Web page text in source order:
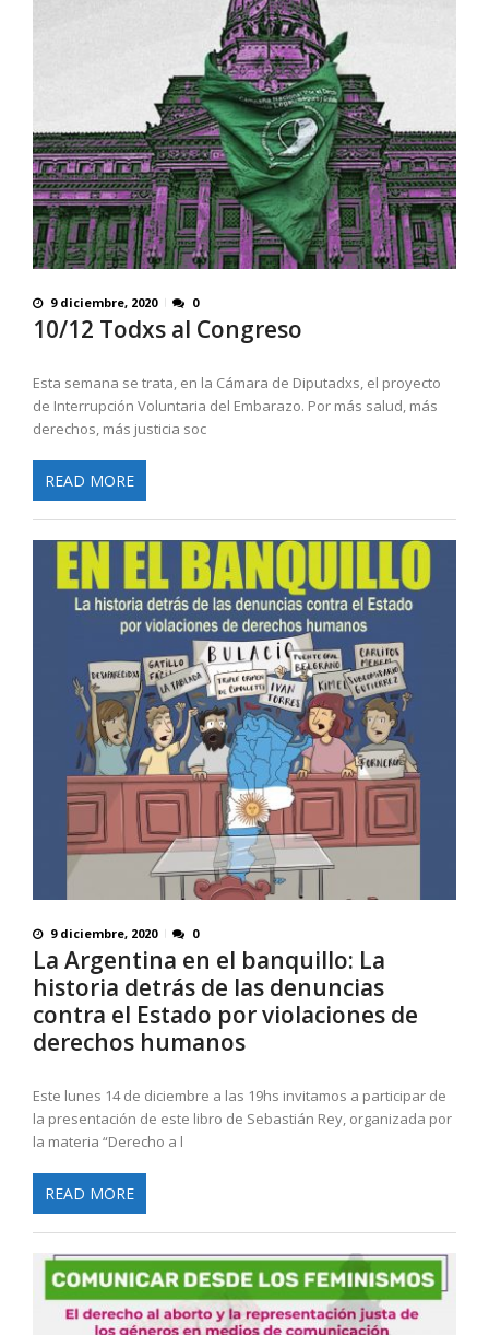
9 diciembre, 2020 0
10/12 Todxs al Congreso
Esta semana se trata, en la Cámara de Diputadxs, el proyecto
de Interrupción Voluntaria del Embarazo. Por más salud, más
derechos, más justicia soc
READ MORE
9 diciembre, 2020 0
La Argentina en el banquillo: La
historia detrás de las denuncias
contra el Estado por violaciones de
derechos humanos
Este lunes 14 de diciembre a las 19hs invitamos a participar de
la presentación de este libro de Sebastián Rey, organizada por
la materia “Derecho a l
READ MORE